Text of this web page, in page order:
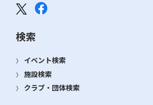
検索
イベント検索
施設検索
クラブ・団体検索